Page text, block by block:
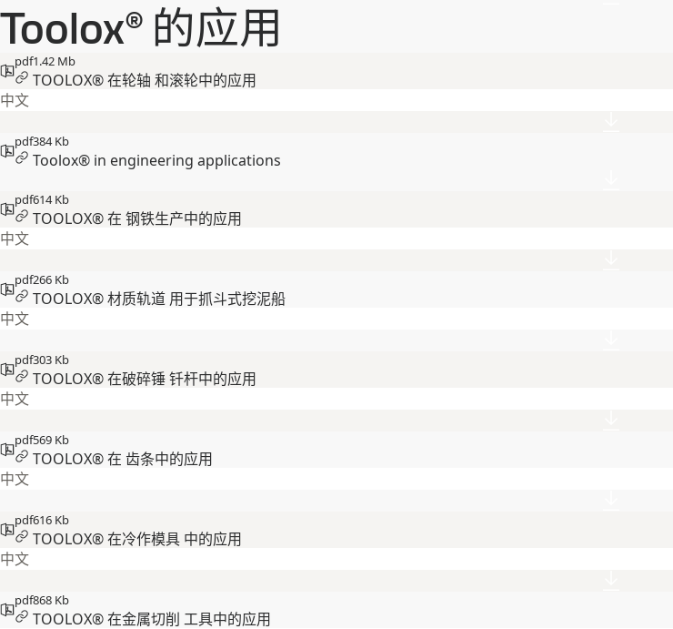
Toolox® 的应用
pdf1.42 Mb
TOOLOX® 在轮轴 和滚轮中的应用
中文
pdf384 Kb
Toolox® in engineering applications
pdf614 Kb
TOOLOX® 在 钢铁生产中的应用
中文
pdf266 Kb
TOOLOX® 材质轨道 用于抓斗式挖泥船
中文
pdf303 Kb
TOOLOX® 在破碎锤 钎杆中的应用
中文
pdf569 Kb
TOOLOX® 在 齿条中的应用
中文
pdf616 Kb
TOOLOX® 在冷作模具 中的应用
中文
pdf868 Kb
TOOLOX® 在金属切削 工具中的应用